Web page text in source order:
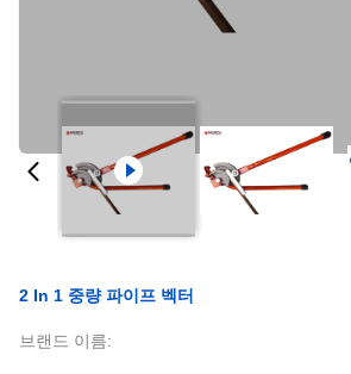
2 In 1 중량 파이프 벡터
브랜드 이름: